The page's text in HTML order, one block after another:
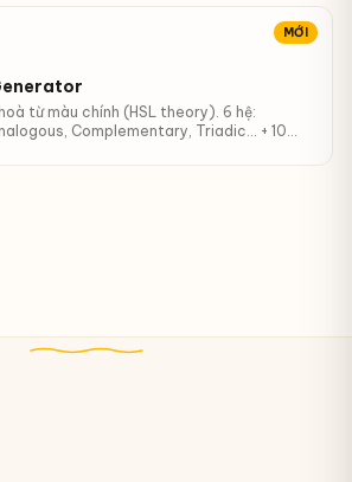
MỚI
từ màu chính (HSL theory). 6 hệ:
Complementary, Triadic… + 10